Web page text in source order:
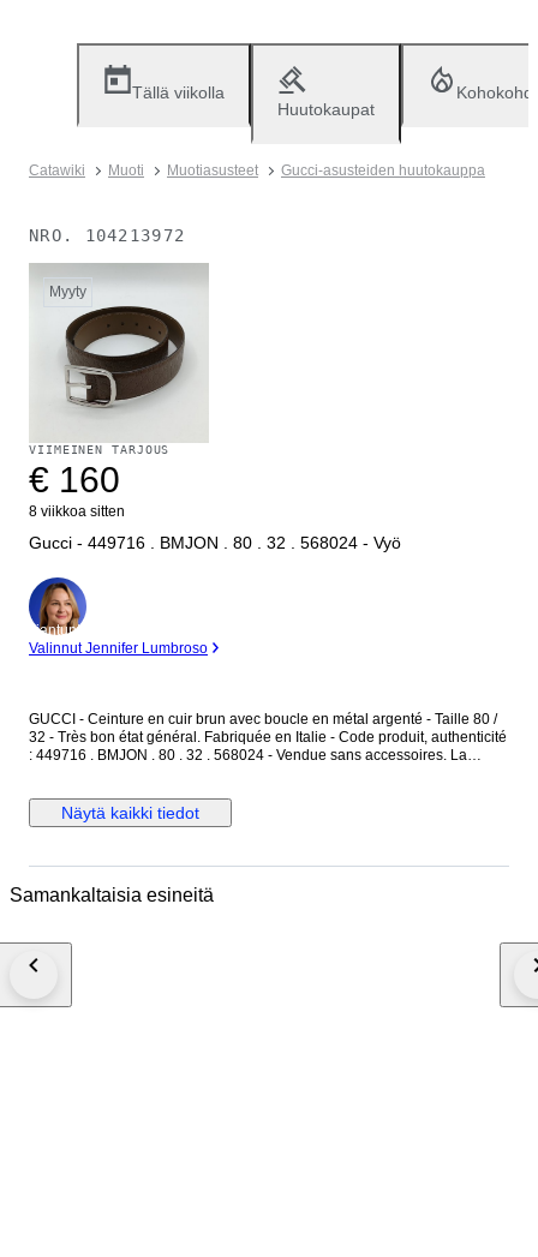
Tällä viikolla
Huutokaupat
Catawiki Muoti Muotiasusteet Gucci-asusteiden huutokauppa
NRO. 104213972
Myyty
VIIMEINEN TARJOUS
€ 160
8 viikkoa sitten
Gucci - 449716 . BMJON . 80 . 32 . 568024 - Vyö
asiantuntija
Valinnut Jennifer Lumbroso
GUCCI - Ceinture en cuir brun avec boucle en métal argenté - Taille 80 /
32 - Très bon état général. Fabriquée en Italie - Code produit, authenticité
: 449716 . BMJON . 80 . 32 . 568024 - Vendue sans accessoires. La
avec l'inscription "Gucci" gravée. Dimensions : Longueur totale 95 cm -
Largeur du cuir 4 cm - Boucle en métal argenté : 5,3 cm x 6,5 cm. La
présente des micros rayures merci de prendre en compte les photos. La
Näytä kaikki tiedot
Samankaltaisia esineitä